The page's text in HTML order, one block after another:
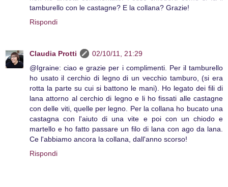
tamburello con le castagne? E la collana? Grazie!
Rispondi
Claudia Protti
02/10/11, 21:29
@Igraine: ciao e grazie per i complimenti. Per il tamburello
ho usato il cerchio di legno di un vecchio tamburo, (si era
rotta la parte su cui si battono le mani). Ho legato dei fili di
lana attorno al cerchio di legno e li ho fissati alle castagne
con delle viti, quelle per legno. Per la collana ho bucato una
castagna con l'aiuto di una vite e poi con un chiodo e
martello e ho fatto passare un filo di lana con ago da lana.
Ce l'abbiamo ancora la collana, dall'anno scorso!
Rispondi